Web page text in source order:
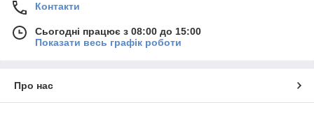
Контакти
Сьогодні працює з 08:00 до 15:00
Показати весь графік роботи
Про нас